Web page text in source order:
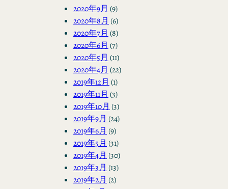
2020年9月 (9)
2020年8月 (6)
2020年7月 (8)
2020年6月 (7)
2020年5月 (11)
2020年4月 (22)
2019年12月 (1)
2019年11月 (3)
2019年10月 (3)
2019年9月 (24)
2019年6月 (9)
2019年5月 (31)
2019年4月 (30)
2019年3月 (13)
2019年2月 (2)